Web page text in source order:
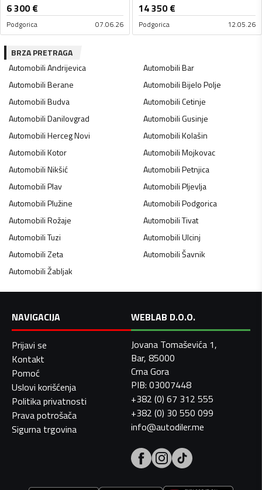
6 300€
Podgorica 07.06.26
14 350€
Podgorica 12.05.26
BRZA PRETRAGA
AutomobiliAndrijevica AutomobiliBar
AutomobiliBerane AutomobiliBijelo Polje
AutomobiliBudva AutomobiliCetinje
AutomobiliDanilovgrad AutomobiliGusinje
AutomobiliHerceg Novi AutomobiliKolašin
AutomobiliKotor AutomobiliMojkovac
AutomobiliNikšić AutomobiliPetnjica
AutomobiliPlav AutomobiliPljevlja
AutomobiliPlužine AutomobiliPodgorica
AutomobiliRožaje AutomobiliTivat
AutomobiliTuzi AutomobiliUlcinj
AutomobiliZeta AutomobiliŠavnik
AutomobiliŽabljak
NAVIGACIJA
Prijavi se
Kontakt
Pomoć
Uslovi korišćenja
Politika privatnosti
Prava potrošača
Sigurna trgovina
WEBLAB D.O.O.
Jovana Tomaševića 1,
Bar, 85000
Crna Gora
PIB: 03007448
+382 (0) 67 312 555
+382 (0) 30 550 099
info@autodiler.me